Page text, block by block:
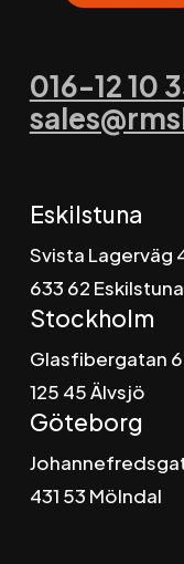
016-12 10
Eskilstuna
Svista Lagerväg
633 62 Eskilstuna
Stockholm
Glasfibergatan 6
125 45 Älvsjö
Göteborg
431 53 Mölndal